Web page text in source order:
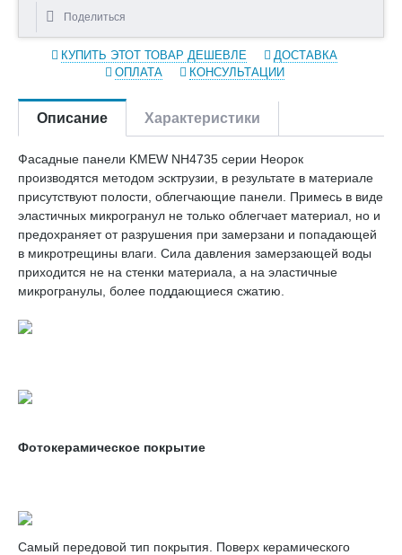
Поделиться
КУПИТЬ ЭТОТ ТОВАР ДЕШЕВЛЕ
ДОСТАВКА
ОПЛАТА
КОНСУЛЬТАЦИИ
Описание Характеристики
Фасадные панели KMEW NH4735 серии Неорок
производятся методом эсктрузии, в результате в материале
присутствуют полости, облегчающие панели. Примесь в виде
эластичных микрогранул не только облегчает материал, но и
предохраняет от разрушения при замерзани и попадающей
в микротрещины влаги. Сила давления замерзающей воды
приходится не на стенки материала, а на эластичные
микрогранулы, более поддающиеся сжатию.
Фотокерамическое покрытие
Самый передовой тип покрытия. Поверх керамического